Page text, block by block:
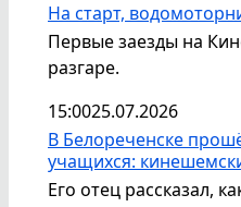
На старт,
Первые заезды на
разгаре.
15:0025.07.2026
В Белореченске
учащихся:
Его отец рассказал,